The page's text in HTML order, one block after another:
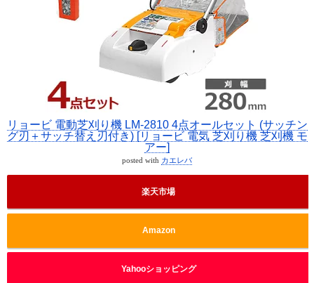
リョービ 電動芝刈り機 LM-2810 4点オールセット (サッチン
グ刃＋サッチ替え刃付き) [リョービ 電気 芝刈り機 芝刈機 モ
アー]
posted with カエレバ
楽天市場
Amazon
Yahooショッピング